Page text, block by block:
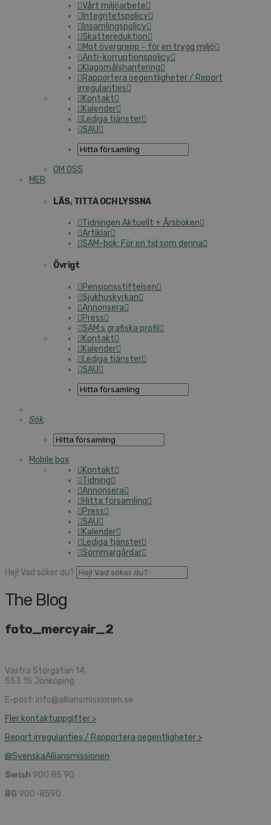
Vårt miljöarbete
Integritetspolicy
Insamlingspolicy
Skattereduktion
Mot övergrepp – för en trygg miljö
Anti-korruptionspolicy
Klagomålshantering
Rapportera oegentligheter / Report
irregularities
Kontakt
Kalender
Lediga tjänster
SAU
OM OSS
MER
LÄS, TITTA OCH LYSSNA
Tidningen Aktuellt + Årsboken
Artiklar
SAM-bok: För en tid som denna
Övrigt
Pensionsstiftelsen
Sjukhuskyrkan
Annonsera
Press
SAM:s grafiska profil
Kontakt
Kalender
Lediga tjänster
SAU
Sök
Mobile box
Kontakt
Tidning
Annonsera
Hitta församling
Press
SAU
Kalender
Lediga tjänster
Sommargårdar
Hej! Vad söker du?
The Blog
foto_mercyair_2
Västra Storgatan 14
553 15 Jönköping
E-post: info@alliansmissionen.se
Fler kontaktuppgifter >
Report irregularities / Rapportera oegentligheter >
@SvenskaAlliansmissionen
Swish 900 85 90
BG 900-8590